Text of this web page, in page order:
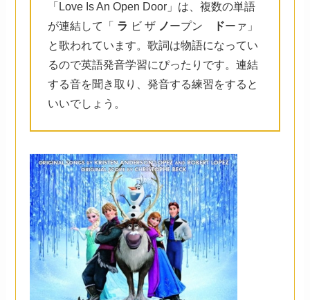
「Love Is An Open Door」は、複数の単語
が連結して「 ラ ビ ザ ノープン ドーァ」
と歌われています。歌詞は物語になってい
るので英語発音学習にぴったりです。連結
する音を聞き取り、発音する練習をすると
いいでしょう。